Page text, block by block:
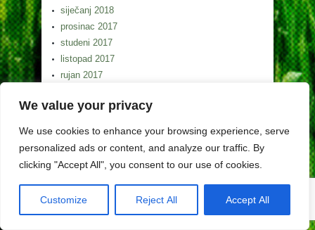
We value your privacy
We use cookies to enhance your browsing experience, serve
personalized ads or content, and analyze our traffic. By
clicking "Accept All", you consent to our use of cookies.
Customize Reject All Accept All
siječanj 2018
prosinac 2017
studeni 2017
listopad 2017
rujan 2017
srpanj 2017